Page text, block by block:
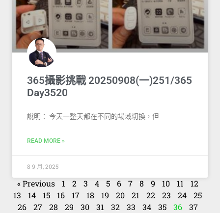
365攝影挑戰 20250908(一)251/365
Day3520
說明： 今天一整天都在不同的場域切換，但
READ MORE »
8 9 月, 2025
« Previous 1 2 3 4 5 6 7 8 9 10 11
12
13
14 15 16 17 18 19 20 21 22 23 24
25
26
27 28 29 30 31 32 33 34 35 36
37